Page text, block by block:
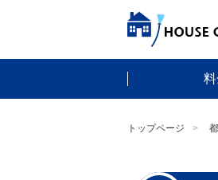
トップページ